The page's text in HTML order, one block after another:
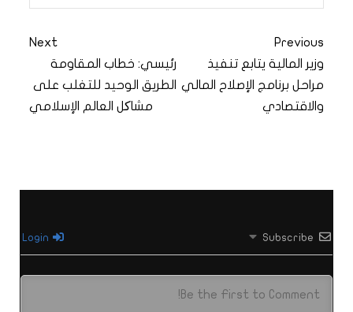
Previous
وزير المالية يتابع تنفيذ
مراحل برنامج الإصلاح المالي
والاقتصادي
Next
رئيسي: خطاب المقاومة
الطريق الوحيد للتغلب على
مشاکل العالم الإسلامي
Subscribe